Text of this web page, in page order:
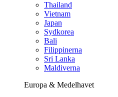
Thailand
Vietnam
Japan
Sydkorea
Bali
Filippinerna
Sri Lanka
Maldiverna
Europa & Medelhavet